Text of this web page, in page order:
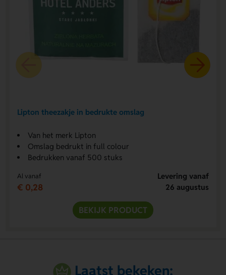
Lipton theezakje in bedrukte omslag
Van het merk Lipton
Omslag bedrukt in full colour
Bedrukken vanaf 500 stuks
Al vanaf
€ 0,28
Levering vanaf
26 augustus
BEKIJK PRODUCT
Laatst bekeken: